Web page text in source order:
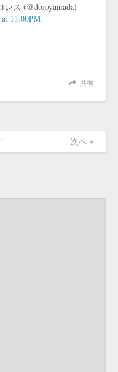
ス (@doroyamada)
11:00PM
共有
次へ »